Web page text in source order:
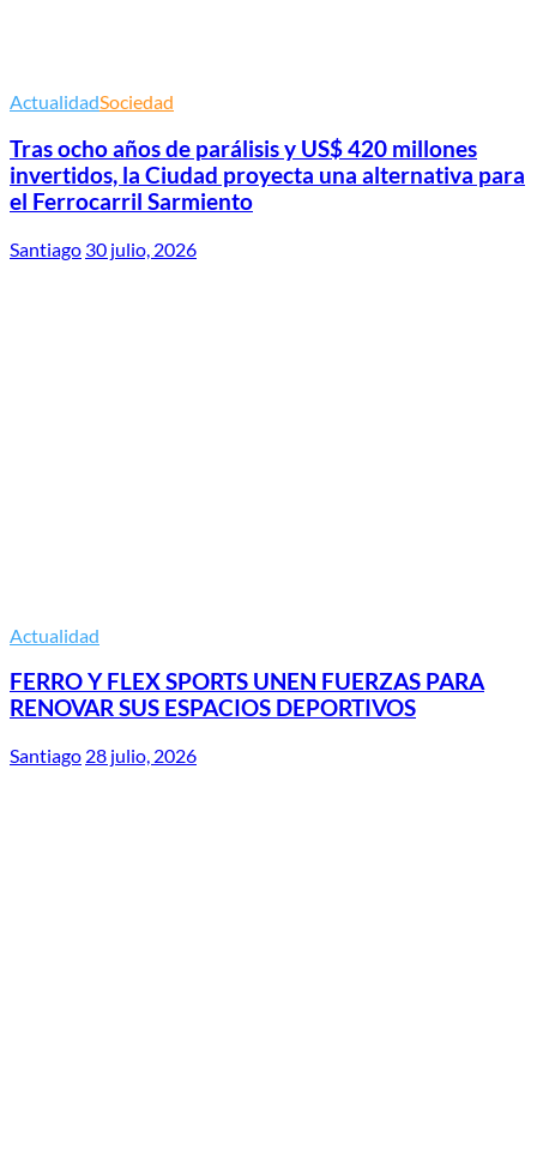
ActualidadSociedad
Tras ocho años de parálisis y US$ 420 millones
invertidos, la Ciudad proyecta una alternativa para
el Ferrocarril Sarmiento
Santiago 30 julio, 2026
Actualidad
FERRO Y FLEX SPORTS UNEN FUERZAS PARA
RENOVAR SUS ESPACIOS DEPORTIVOS
Santiago 28 julio, 2026